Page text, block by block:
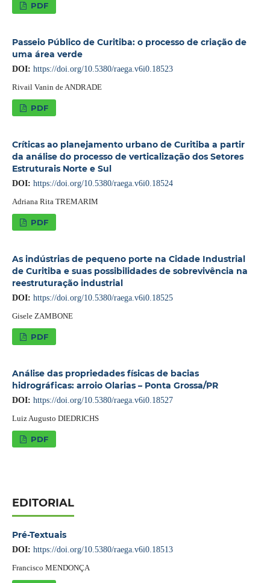
PDF
Passeio Público de Curitiba: o processo de criação de
uma área verde
DOI: https://doi.org/10.5380/raega.v6i0.18523
Rivail Vanin de ANDRADE
PDF
Críticas ao planejamento urbano de Curitiba a partir
da análise do processo de verticalização dos Setores
Estruturais Norte e Sul
DOI: https://doi.org/10.5380/raega.v6i0.18524
Adriana Rita TREMARIM
PDF
As indústrias de pequeno porte na Cidade Industrial
de Curitiba e suas possibilidades de sobrevivência na
reestruturação industrial
DOI: https://doi.org/10.5380/raega.v6i0.18525
Gisele ZAMBONE
PDF
Análise das propriedades físicas de bacias
hidrográficas: arroio Olarias – Ponta Grossa/PR
DOI: https://doi.org/10.5380/raega.v6i0.18527
Luiz Augusto DIEDRICHS
PDF
EDITORIAL
Pré-Textuais
DOI: https://doi.org/10.5380/raega.v6i0.18513
Francisco MENDONÇA